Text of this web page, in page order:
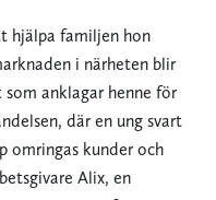
hjälpa familjen hon
i närheten blir
som anklagar henne för
där en ung svart
omringas kunder och
Alix, en